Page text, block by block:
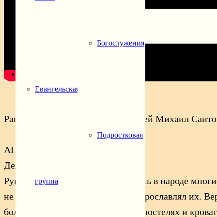
Евангельская
группа
Богослужения
Подростковая
Библейская группа
Раннюю Литургию совершил иерей Михаил
АПОСТОЛ
Деян., 14 зач., V, 12–20
Руками же Апостолов совершались в народе
не смел пристать к ним, а народ прославлял их.
больных на улицы и полагали на постелях и